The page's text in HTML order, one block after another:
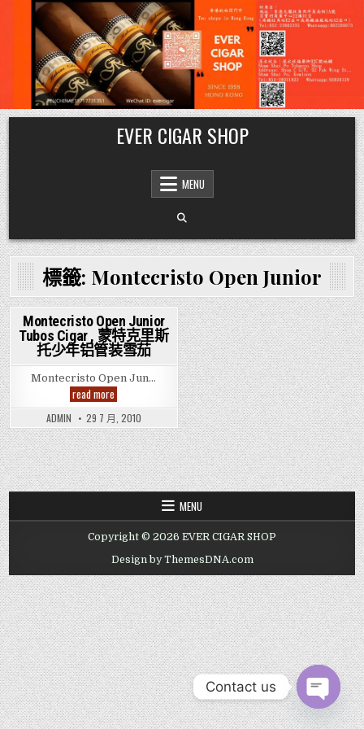
Skip
to
content
EVER CIGAR SHOP
MENU
標籤: Montecristo Open Junior
Posted
Montecristo Open Junior
Tubos Cigar , 蒙特克里斯
托少年铝管装雪茄
Montecristo Open Jun…
read more
Open
Junior
Tubos
Cigar
,
蒙
特
克
里
少
年
铝
管
装
雪
茄
ADMIN 29 7 月, 2010
MENU
Copyright © 2026 EVER CIGAR SHOP
Design by ThemesDNA.com
Contact us
OPEN